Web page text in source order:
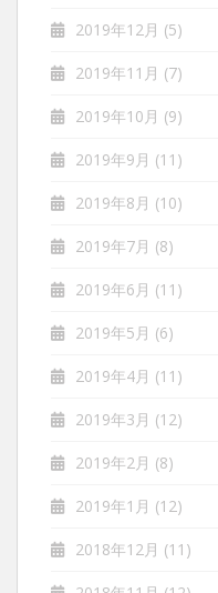
2019年12月 (5)
2019年11月 (7)
2019年10月 (9)
2019年9月 (11)
2019年8月 (10)
2019年7月 (8)
2019年6月 (11)
2019年5月 (6)
2019年4月 (11)
2019年3月 (12)
2019年2月 (8)
2019年1月 (12)
2018年12月 (11)